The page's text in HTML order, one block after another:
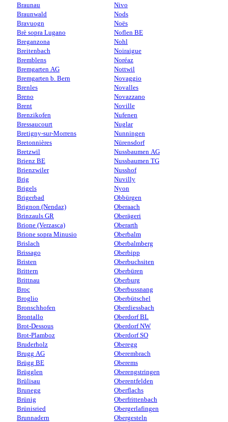
Braunau
Braunwald
Bravuogn
Brè sopra Lugano
Breganzona
Breitenbach
Bremblens
Bremgarten AG
Bremgarten b. Bern
Brenles
Breno
Brent
Brenzikofen
Bressaucourt
Bretigny-sur-Morrens
Bretonnières
Bretzwil
Brienz BE
Brienzwiler
Brig
Brigels
Brigerbad
Brignon (Nendaz)
Brinzauls GR
Brione (Verzasca)
Brione sopra Minusio
Brislach
Brissago
Bristen
Brittern
Brittnau
Broc
Broglio
Bronschhofen
Brontallo
Brot-Dessous
Brot-Plamboz
Bruderholz
Brugg AG
Brügg BE
Brügglen
Brülisau
Brunegg
Brünig
Brünisried
Brunnadern
Nivo
Nods
Noës
Noflen BE
Nohl
Noiraigue
Noréaz
Nottwil
Novaggio
Novalles
Novazzano
Noville
Nufenen
Nuglar
Nunningen
Nürensdorf
Nussbaumen AG
Nussbaumen TG
Nusshof
Nuvilly
Nyon
Obbürgen
Oberaach
Oberägeri
Oberarth
Oberbalm
Oberbalmberg
Oberbipp
Oberbuchsiten
Oberbüren
Oberburg
Oberbussnang
Oberbütschel
Oberdiessbach
Oberdorf BL
Oberdorf NW
Oberdorf SO
Oberegg
Oberembrach
Oberems
Oberengstringen
Oberentfelden
Oberflachs
Oberfrittenbach
Obergerlafingen
Obergesteln